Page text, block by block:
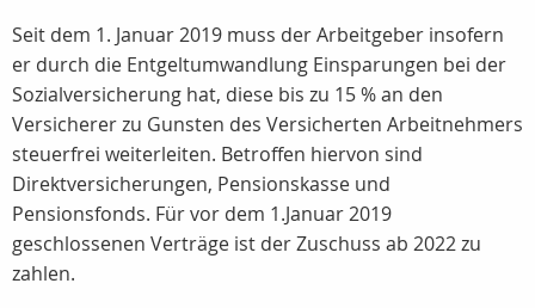
Seit dem 1. Januar 2019 muss der Arbeitgeber insofern
er durch die Entgeltumwandlung Einsparungen bei der
Sozialversicherung hat, diese bis zu 15 % an den
Versicherer zu Gunsten des Versicherten Arbeitnehmers
steuerfrei weiterleiten. Betroffen hiervon sind
Direktversicherungen, Pensionskasse und
Pensionsfonds. Für vor dem 1.Januar 2019
geschlossenen Verträge ist der Zuschuss ab 2022 zu
zahlen.